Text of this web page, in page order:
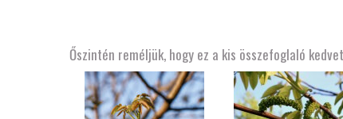
Őszintén reméljük, hogy ez a kis összefoglaló